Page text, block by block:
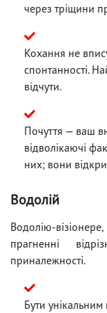
через тріщини
Кохання не
спонтанності.
відчути.
Почуття — ваш
відволікаючі
них; вони
Водолій
Водолію-
прагненні
приналежності.
Бути